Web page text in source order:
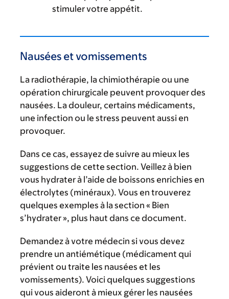
stimuler votre appétit.
Nausées et vomissements
La radiothérapie, la chimiothérapie ou une
opération chirurgicale peuvent provoquer des
nausées. La douleur, certains médicaments,
une infection ou le stress peuvent aussi en
provoquer.
Dans ce cas, essayez de suivre au mieux les
suggestions de cette section. Veillez à bien
vous hydrater à l’aide de boissons enrichies en
électrolytes (minéraux). Vous en trouverez
quelques exemples à la section « Bien
s’hydrater », plus haut dans ce document.
Demandez à votre médecin si vous devez
prendre un antiémétique (médicament qui
prévient ou traite les nausées et les
vomissements). Voici quelques suggestions
qui vous aideront à mieux gérer les nausées